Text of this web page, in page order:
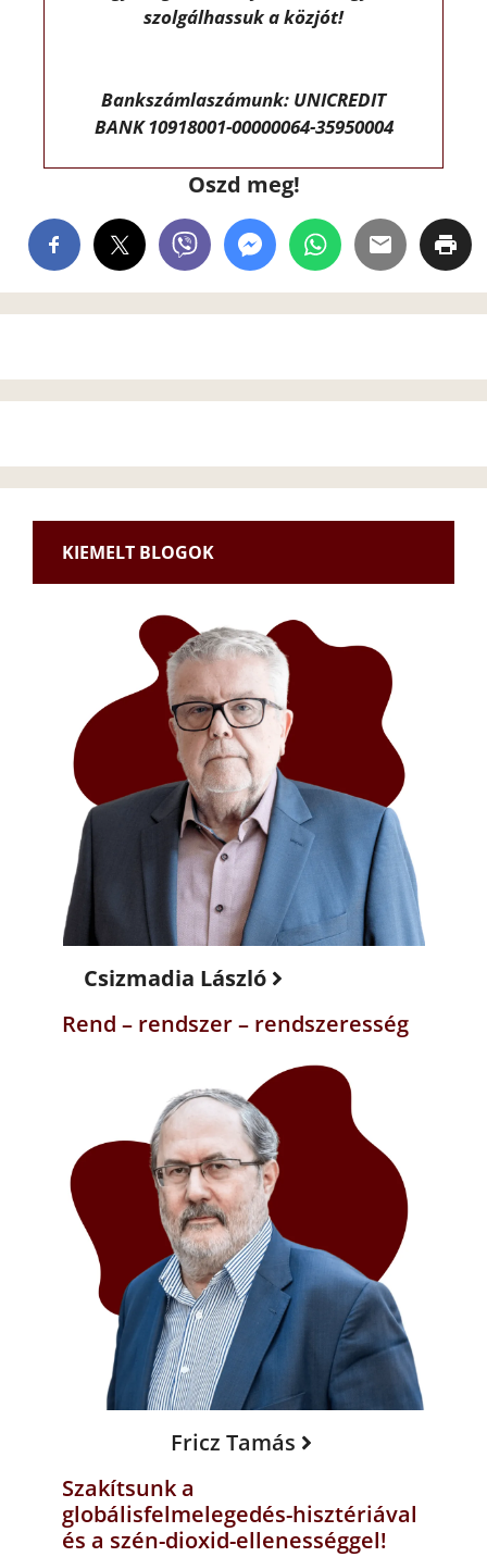
szolgálhassuk a közjót!
Bankszámlaszámunk: UNICREDIT
BANK 10918001-00000064-35950004
Oszd meg!
KIEMELT BLOGOK
Csizmadia László
Rend – rendszer – rendszeresség
Fricz Tamás
Szakítsunk a
globálisfelmelegedés-hisztériával
és a szén-dioxid-ellenességgel!